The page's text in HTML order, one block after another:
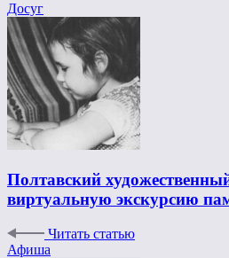
Досуг
Полтавский
виртуальную экскурсию
Читать статью
Афиша